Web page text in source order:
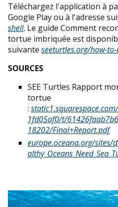
Téléchargez l'application à
Google Play ou à l'adresse
shell. Le guide Comment
tortue imbriquée est
suivante seeturtles.org/how-
SOURCES
SEE Turtles Rapport
tortue
:
1fd05af0/t/
18202/Final+Report.pdf
europe.oceana.org/sites/